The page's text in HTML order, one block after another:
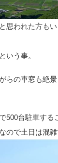
思われた方も
いう事。
らの車窓も絶
500台駐車する
ので土日は混雑